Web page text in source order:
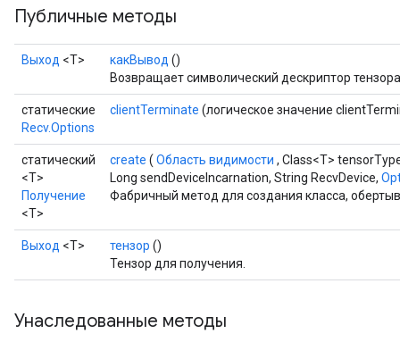
Публичные методы
Выход <Т> какВывод ()
Возвращает символический дескриптор
статические
Recv.Options
clientTerminate (логическое значение
статический
<T>
Получение
<T>
create ( Область видимости , Class<T>
Long sendDeviceIncarnation, String RecvDevice,
Фабричный метод для создания класса,
Выход <Т> тензор ()
Тензор для получения.
Унаследованные методы